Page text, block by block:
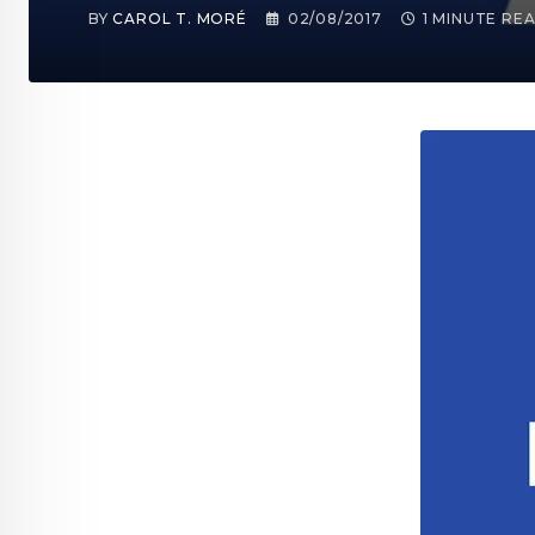
BYCAROL T. MORÉ 02/08/2017 1 MINUTE